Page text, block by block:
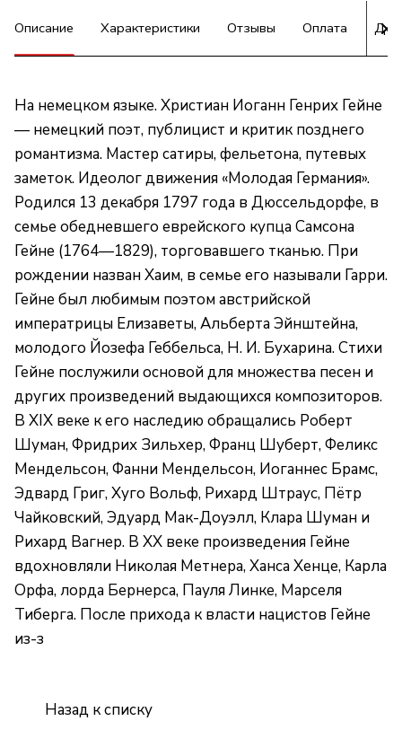
Описание Характеристики Отзывы Оплата
На немецком языке. Христиан Иоганн Генрих Гейне
— немецкий поэт, публицист и критик позднего
романтизма. Мастер сатиры, фельетона, путевых
заметок. Идеолог движения «Молодая Германия».
Родился 13 декабря 1797 года в Дюссельдорфе, в
семье обедневшего еврейского купца Самсона
Гейне (1764—1829), торговавшего тканью. При
рождении назван Хаим, в семье его называли Гарри.
Гейне был любимым поэтом австрийской
императрицы Елизаветы, Альберта Эйнштейна,
молодого Йозефа Геббельса, Н. И. Бухарина. Стихи
Гейне послужили основой для множества песен и
других произведений выдающихся композиторов.
В XIX веке к его наследию обращались Роберт
Шуман, Фридрих Зильхер, Франц Шуберт, Феликс
Мендельсон, Фанни Мендельсон, Иоганнес Брамс,
Эдвард Григ, Хуго Вольф, Рихард Штраус, Пётр
Чайковский, Эдуард Мак-Доуэлл, Клара Шуман и
Рихард Вагнер. В XX веке произведения Гейне
вдохновляли Николая Метнера, Ханса Хенце, Карла
Орфа, лорда Бернерса, Пауля Линке, Марселя
Тиберга. После прихода к власти нацистов Гейне
из-з
Назад к списку